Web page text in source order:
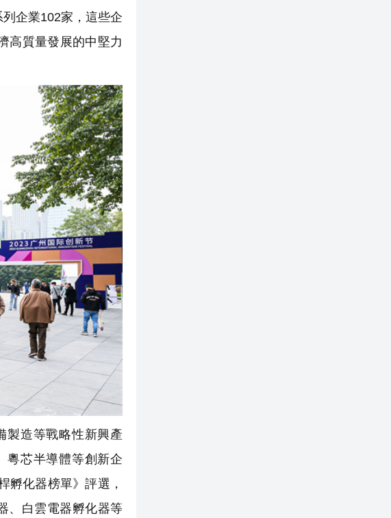
企業102家，這些企
高質量發展的中堅力
製造等戰略性新興產
粵芯半導體等創新企
孵化器榜單》評選，
、白雲電器孵化器等